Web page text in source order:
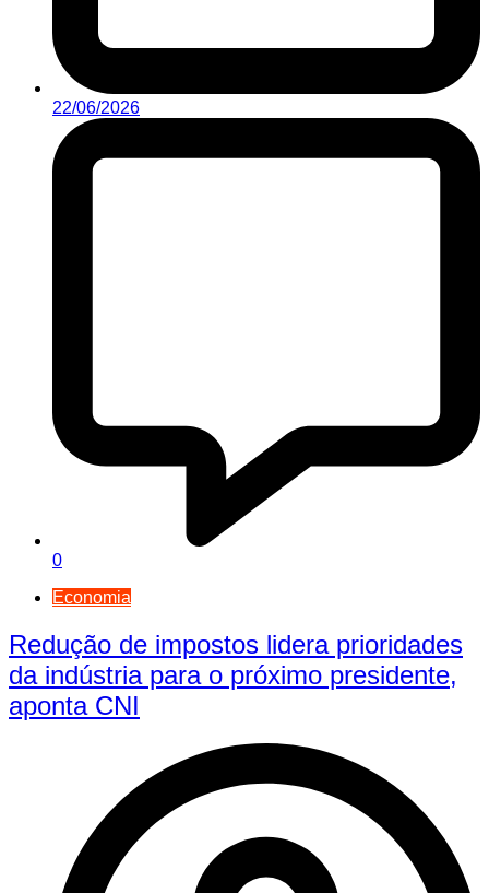
22/06/2026
0
Economia
Redução de impostos lidera prioridades
da indústria para o próximo presidente,
aponta CNI